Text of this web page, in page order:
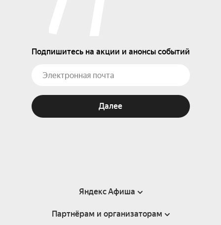
Подпишитесь на акции и анонсы событий
Далее
Яндекс Афиша
Справка
Партнёрам и организаторам